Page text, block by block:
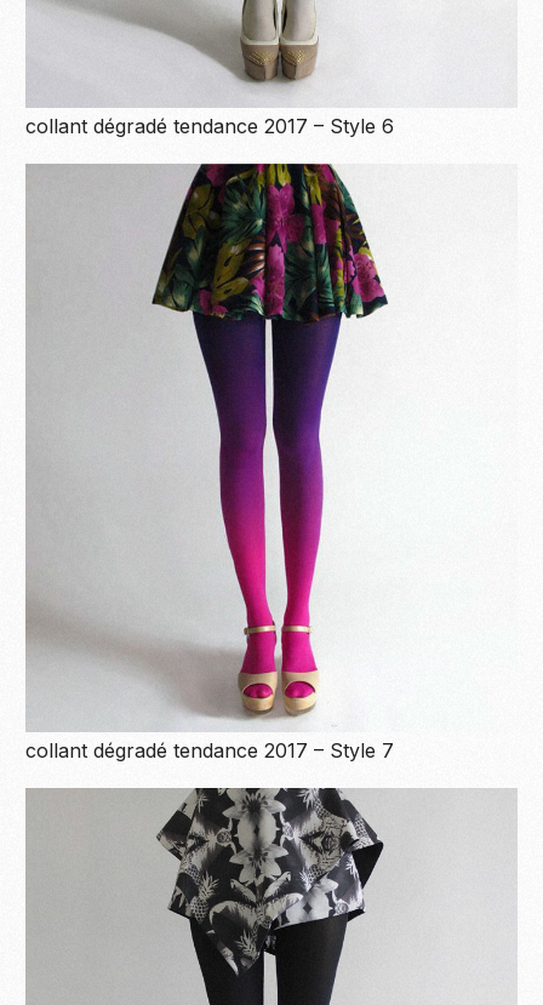
collant dégradé tendance 2017 – Style 6
collant dégradé tendance 2017 – Style 7